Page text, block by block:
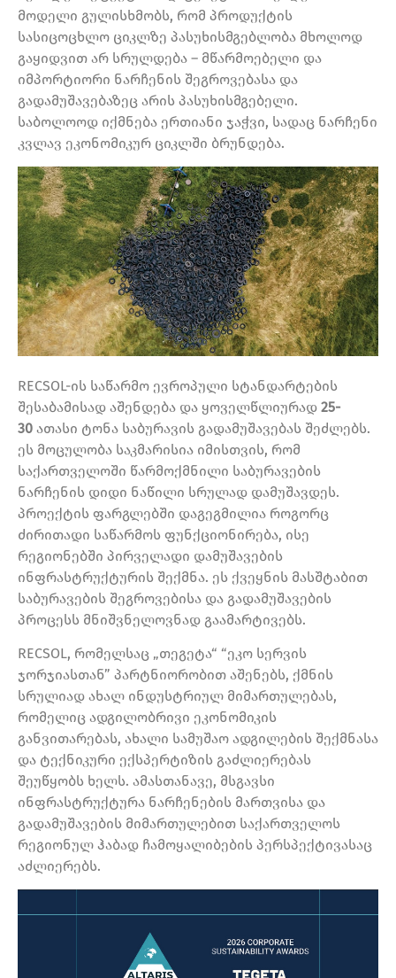
მოდელი გულისხმობს, რომ პროდუქტის
სასიცოცხლო ციკლზე პასუხისმგებლობა მხოლოდ
გაყიდვით არ სრულდება – მწარმოებელი და
იმპორტიორი ნარჩენის შეგროვებასა და
გადამუშავებაზეც არის პასუხისმგებელი.
საბოლოოდ იქმნება ერთიანი ჯაჭვი, სადაც ნარჩენი
კვლავ ეკონომიკურ ციკლში ბრუნდება.
RECSOL-ის საწარმო ევროპული სტანდარტების
შესაბამისად აშენდება და ყოველწლიურად 25-
30 ათასი ტონა საბურავის გადამუშავებას შეძლებს.
ეს მოცულობა საკმარისია იმისთვის, რომ
საქართველოში წარმოქმნილი საბურავების
ნარჩენის დიდი ნაწილი სრულად დამუშავდეს.
პროექტის ფარგლებში დაგეგმილია როგორც
ძირითადი საწარმოს ფუნქციონირება, ისე
რეგიონებში პირველადი დამუშავების
ინფრასტრუქტურის შექმნა. ეს ქვეყნის მასშტაბით
საბურავების შეგროვებისა და გადამუშავების
პროცესს მნიშვნელოვნად გაამარტივებს.
RECSOL, რომელსაც „თეგეტა“ “ეკო სერვის
ჯორჯიასთან” პარტნიორობით აშენებს, ქმნის
სრულიად ახალ ინდუსტრიულ მიმართულებას,
რომელიც ადგილობრივი ეკონომიკის
განვითარებას, ახალი სამუშაო ადგილების შექმნასა
და ტექნიკური ექსპერტიზის გაძლიერებას
შეუწყობს ხელს. ამასთანავე, მსგავსი
ინფრასტრუქტურა ნარჩენების მართვისა და
გადამუშავების მიმართულებით საქართველოს
რეგიონულ ჰაბად ჩამოყალიბების პერსპექტივასაც
აძლიერებს.